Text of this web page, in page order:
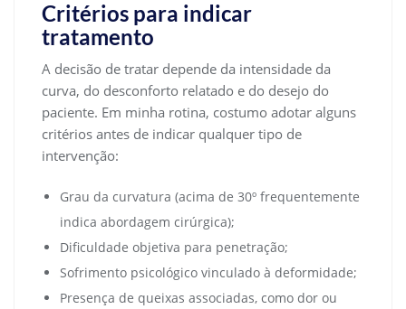
Critérios para indicar
tratamento
A decisão de tratar depende da intensidade da
curva, do desconforto relatado e do desejo do
paciente. Em minha rotina, costumo adotar alguns
critérios antes de indicar qualquer tipo de
intervenção:
Grau da curvatura (acima de 30º frequentemente
indica abordagem cirúrgica);
Dificuldade objetiva para penetração;
Sofrimento psicológico vinculado à deformidade;
Presença de queixas associadas, como dor ou